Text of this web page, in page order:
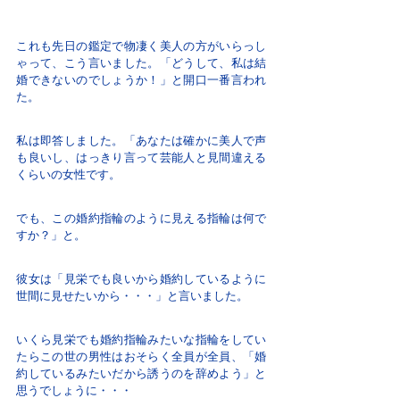
これも先日の鑑定で物凄く美人の方がいらっし
ゃって、こう言いました。「どうして、私は結
婚できないのでしょうか！」と開口一番言われ
た。
私は即答しました。「あなたは確かに美人で声
も良いし、はっきり言って芸能人と見間違える
くらいの女性です。
でも、この婚約指輪のように見える指輪は何で
すか？」と。
彼女は「見栄でも良いから婚約しているように
世間に見せたいから・・・」と言いました。
いくら見栄でも婚約指輪みたいな指輪をしてい
たらこの世の男性はおそらく全員が全員、「婚
約しているみたいだから誘うのを辞めよう」と
思うでしょうに・・・